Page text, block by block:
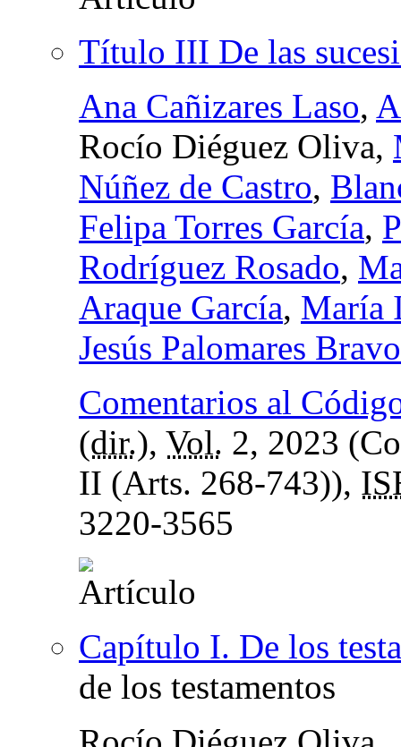
Título III De las
Ana Cañizares Laso,
Rocío Diéguez Oliva,
Núñez de Castro,
Felipa Torres García,
Rodríguez Rosado,
Araque García, María
Jesús Palomares Bravo
Comentarios al
(dir.), Vol. 2, 2023
II (Arts. 268-743)),
3220-3565
Capítulo I. De los
de los testamentos